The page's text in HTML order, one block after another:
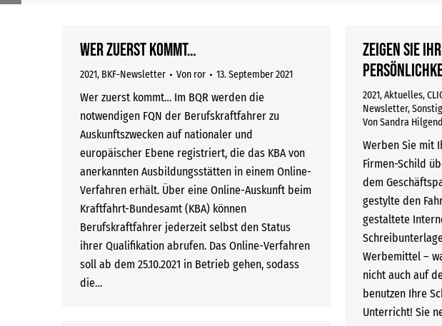
Wer zuerst kommt…
2021, BKF-Newsletter Von ror 13. September 2021
Wer zuerst kommt… Im BQR werden die
notwendigen FQN der Berufskraftfahrer zu
Auskunftszwecken auf nationaler und
europäischer Ebene registriert, die das KBA von
anerkannten Ausbildungsstätten in einem Online-
Verfahren erhält. Über eine Online-Auskunft beim
Kraftfahrt-Bundesamt (KBA) können
Berufskraftfahrer jederzeit selbst den Status
ihrer Qualifikation abrufen. Das Online-Verfahren
soll ab dem 25.10.2021 in Betrieb gehen, sodass
die…
Zeigen Sie
2021,Aktuelles,
Newsletter,
VonSandra
Werben Sie mit
Firmen-Schild
dem
gestylte den
gestaltete
Werbemittel –
nicht auch auf
benutzen Ihre
Unterricht! Sie